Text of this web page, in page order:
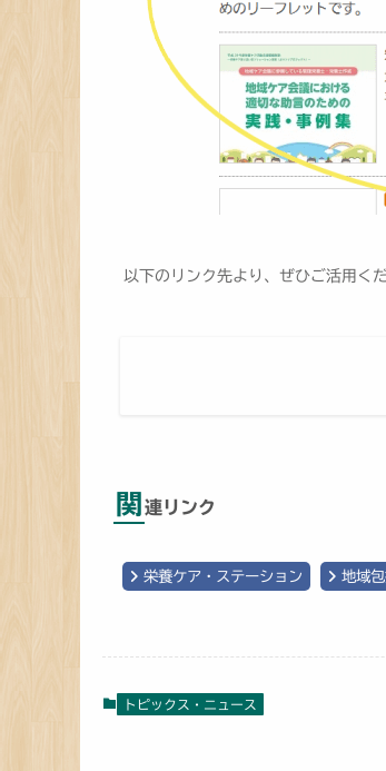
以下のリンク先より、ぜひご活用くだ
関 連リンク
栄養ケア・ステーション 地域
トピックス・ニュース